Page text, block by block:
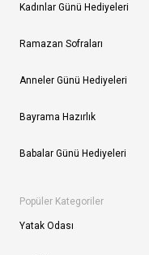
Kadınlar Günü Hediyeleri
Ramazan Sofraları
Anneler Günü Hediyeleri
Bayrama Hazırlık
Babalar Günü Hediyeleri
Popüler Kategoriler
Yatak Odası